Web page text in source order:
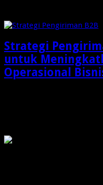
Strategi
untuk
Operasional